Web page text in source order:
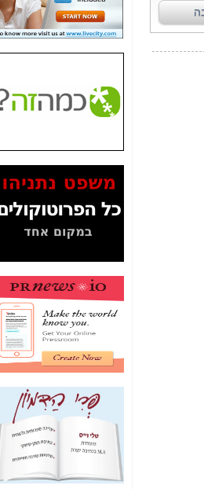
האם השר איוב קרא
היה צריך בכלל לחתום
האם ביבי וקרא קבלו
בכלל תמורה עבור
ההטבות הרגולטוריות
Yes (תיק 4000)
מוכיחים "תפירת תיק"
לאיש הלא נכון! -כאן
עובדות ומסמכים
האם ביבי כשר
תקשורת עזר לקב'
בזק? -כאן
מה מקור ה-Fake
News שהביא לתפירת
תיק לביבי והעלמת
החשודים הנכונים -כאן
אחת הרגליים של "תיק
4000 התפור"
התמוטטה היום
בניצחון (כפול) של בזק
-
כאן
איך כתבות מפנקות